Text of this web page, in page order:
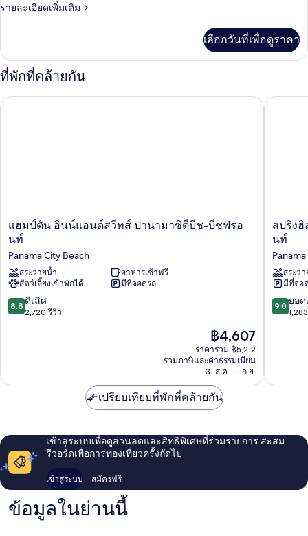
สิ่ง
ความ
สะดวก
สำหรับ
รายละเอียดเพิ่มเติม
ราย
เกี่ยว
กับ
ห้อง
สวี
ท,
(Gulf
View,
Bathtub)
เลือกวันที่เพื่อดูราคา
ที่พักที่คล้ายกัน
แฮม
ป์
อินน์
แอนด์
สวี
ทส์
ปานามา
Panama
แฮมป์ตัน อินน์แอนด์สวีทส์ ปานามาซิตี้บีช-บีชฟรอ
นท์
Panama City Beach
สระว่ายน้ำ
อาหารเช้าฟรี
สัตว์เลี้ยงเข้าพักได้
มีที่จอดรถ
8.8
จาก
8.8 ดีเลิศ
2,720 รีวิว
ราคา
ปัจจุบัน
คือ
฿4,607
฿4,607
ราคารวม ฿5,212
รวมภาษีและค่าธรรมเนียม
31 ส.ค. - 1 ก.ย.
แฮมป์ตัน อินน์แอนด์สวีทส์ ปานามาซิตี้บีช-บีชฟรอนท์
สปริง
ฮิ
สวี
ทส์
บาย
แมริ
ออท
Panama
สปริง
นท์
สระว่
มีที่จอ
9.0
จาก
9.0 ยอด
สปริงฮิล
เปรียบเทียบที่พักที่คล้ายกัน
เข้าสู่ระบบเพื่อดูส่วนลดและสิทธิพิเศษที่ร่วมรายการ สะสม
รีวอร์ดเพื่อการท่องเที่ยวครั้งถัดไป
เข้าสู่ระบบ สมัครฟรี
ข้อมูลในย่านนี้